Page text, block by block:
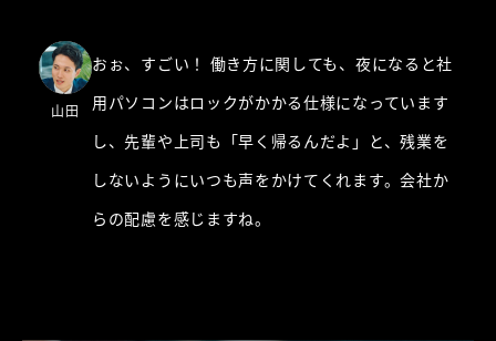
山田
おぉ、すごい！ 働き方に関しても、夜になると社
用パソコンはロックがかかる仕様になっています
し、先輩や上司も「早く帰るんだよ」と、残業を
しないようにいつも声をかけてくれます。会社か
らの配慮を感じますね。